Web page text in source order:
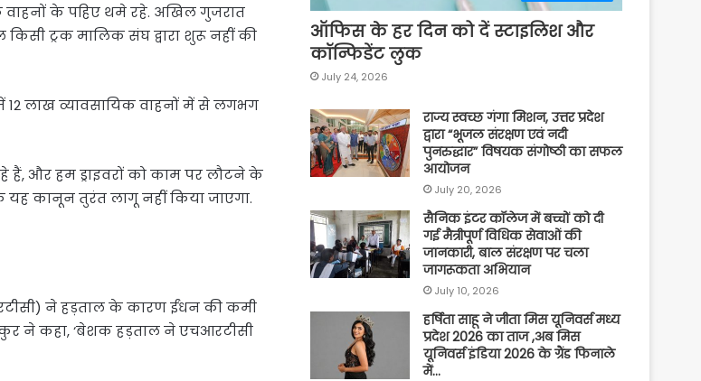
के पहिए थमे रहे. अखिल गुजरात
ट्रक मालिक संघ द्वारा शुरू नहीं की
12 लाख व्यावसायिक वाहनों में से लगभग
और हम ड्राइवरों को काम पर लौटने के
यह कानून तुरंत लागू नहीं किया जाएगा.
ने हड़ताल के कारण ईंधन की कमी
ने कहा, ‘बेशक हड़ताल ने एचआरटीसी
ऑफिस के हर दिन को दें स्टाइलिश और
कॉन्फिडेंट लुक
July 24, 2026
राज्य स्वच्छ गंगा मिशन, उत्तर प्रदेश
द्वारा “भूजल संरक्षण एवं नदी
पुनरुद्धार” विषयक संगोष्ठी का सफल
आयोजन
July 20, 2026
सैनिक इंटर कॉलेज में बच्चों को दी
गई मैत्रीपूर्ण विधिक सेवाओं की
जानकारी, बाल संरक्षण पर चला
जागरूकता अभियान
July 10, 2026
हर्षिता साहू ने जीता मिस यूनिवर्स मध्य
प्रदेश 2026 का ताज ,अब मिस
यूनिवर्स इंडिया 2026 के ग्रैंड फिनाले
में…